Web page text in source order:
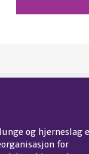
og hjerneslag
for